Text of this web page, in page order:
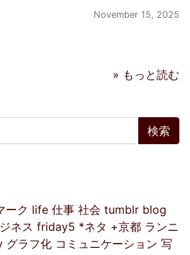
November 15, 2025
» もっと読む
ーク life 仕事 社会 tumblr blog
ネス friday5 *ネタ +京都 ランニ
グラフ化 コミュニケーション 写